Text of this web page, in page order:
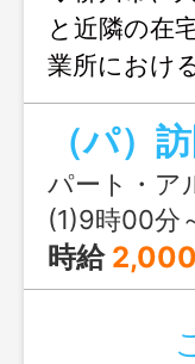
と近隣の在
業所におけ
分の介入を
生活動作
ＯＫ！（休
勤務 介入
す。 ＊副
パート・ア
(1)9時00分～
時給